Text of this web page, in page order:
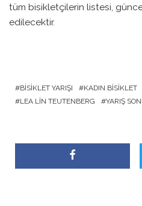
tüm bisikletçilerin listesi,
edilecektir.
BISIKLET YARIŞI KADIN BISIKLET
LEA LIN TEUTENBERG
YARIŞ